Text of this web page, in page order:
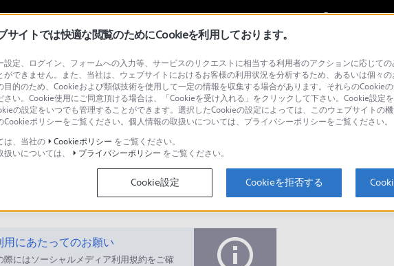
問い合わせ マイクロホン
取扱説明書 Q&A
にあたってのお願い
にはソーシャルメディア利用規約をご確
サイトでは快適な閲覧のためにCookieを利用しております。
設定、ログイン、フォームへの入力等、サービスのリクエストに相当する利用者のアクションに応じて
ができません。また、当社は、ウェブサイトにおけるお客様の利用状況を分析するため、あるいは個々
目的のため、Cookieおよび類似技術を使用して一定の情報を収集する場合があります。それらのCookie
さい。Cookie使用にご同意頂ける場合は、「Cookieを受け入れる」をクリックして下さい。Cookie設定
の設定をいつでも管理することができます。選択したCookieの設定によっては、このウェブサイトの
Cookieポリシーをご覧ください。個人情報の取扱いについては、プライバシーポリシーをご覧ください。
は、当社の
Cookieポリシー をご覧ください。
いについては、
プライバシーポリシー をご覧ください。
Cookie設定 Cookieを拒否する